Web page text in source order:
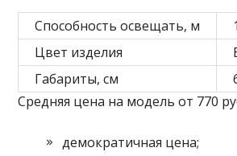
Способность освещать, м
Цвет изделия
Габариты, см
Средняя цена на модель от 770
демократичная цена;